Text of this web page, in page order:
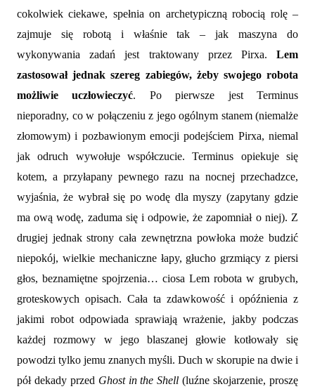
cokolwiek ciekawe, spełnia on archetypiczną robocią rolę –
zajmuje się robotą i właśnie tak – jak maszyna do
wykonywania zadań jest traktowany przez Pirxa. Lem
zastosował jednak szereg zabiegów, żeby swojego robota
możliwie uczłowieczyć. Po pierwsze jest Terminus
nieporadny, co w połączeniu z jego ogólnym stanem (niemalże
złomowym) i pozbawionym emocji podejściem Pirxa, niemal
jak odruch wywołuje współczucie. Terminus opiekuje się
kotem, a przyłapany pewnego razu na nocnej przechadzce,
wyjaśnia, że wybrał się po wodę dla myszy (zapytany gdzie
ma ową wodę, zaduma się i odpowie, że zapomniał o niej). Z
drugiej jednak strony cała zewnętrzna powłoka może budzić
niepokój, wielkie mechaniczne łapy, głucho grzmiący z piersi
głos, beznamiętne spojrzenia… ciosa Lem robota w grubych,
groteskowych opisach. Cała ta zdawkowość i opóźnienia z
jakimi robot odpowiada sprawiają wrażenie, jakby podczas
każdej rozmowy w jego blaszanej głowie kotłowały się
powodzi tylko jemu znanych myśli. Duch w skorupie na dwie i
pół dekady przed Ghost in the Shell(luźne skojarzenie, proszę